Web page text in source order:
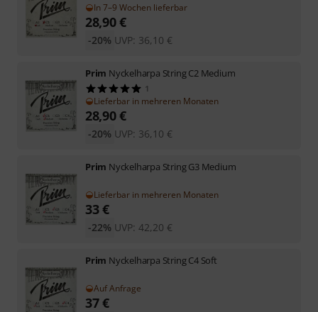
In 7–9 Wochen lieferbar
28,90€
UVP: 36,10 €
-20%
Prim Nyckelharpa String C2 Medium
1
Lieferbar in mehreren Monaten
28,90€
UVP: 36,10 €
-20%
Prim Nyckelharpa String G3 Medium
Lieferbar in mehreren Monaten
33€
UVP: 42,20 €
-22%
Prim Nyckelharpa String C4 Soft
Auf Anfrage
37€